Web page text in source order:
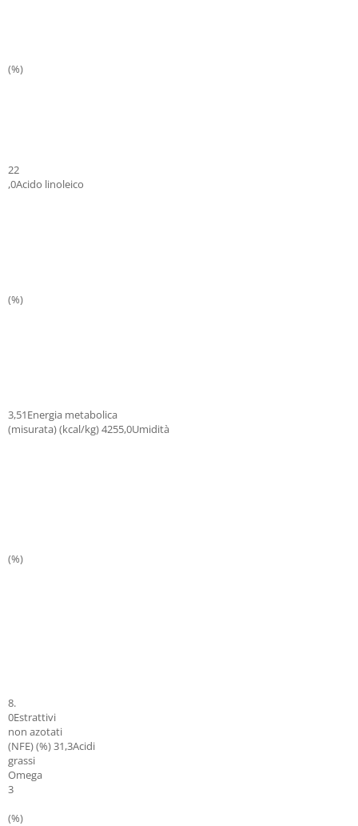
(%)
22
,0Acido linoleico
(%)
3,51Energia metabolica
(misurata) (kcal/kg) 4255,0Umidità
(%)
8.
0Estrattivi
non azotati
(NFE) (%) 31,3Acidi
grassi
Omega
3
(%)